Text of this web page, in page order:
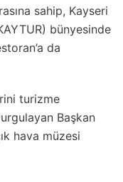
sahip, Kayseri
bünyesinde
da
turizme
Başkan
hava müzesi